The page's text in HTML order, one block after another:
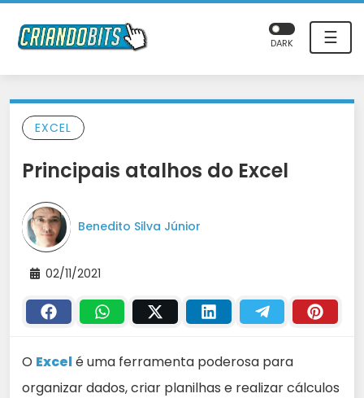
☰
DARK
EXCEL
Principais atalhos do Excel
Benedito Silva Júnior
02/11/2021
O Excelé uma ferramenta poderosa para
organizar dados, criar planilhas e realizar cálculos